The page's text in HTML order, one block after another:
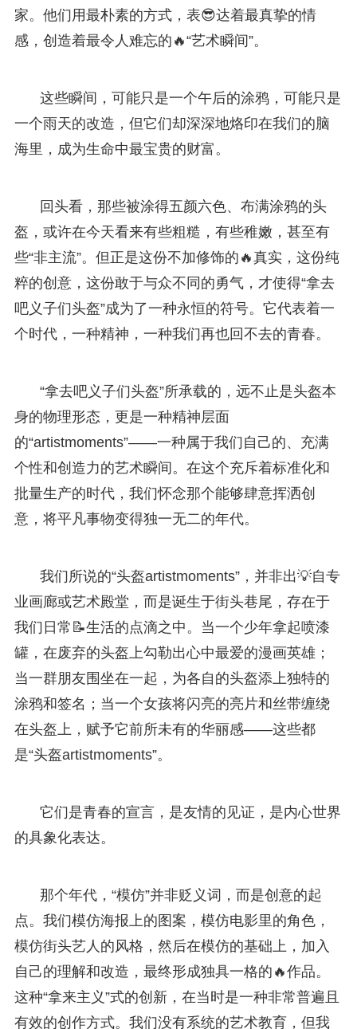
家。他们用最朴素的方式，表😎达着最真挚的情
感，创造着最令人难忘的🔥“艺术瞬间”。
这些瞬间，可能只是一个午后的涂鸦，可能只是
一个雨天的改造，但它们却深深地烙印在我们的脑
海里，成为生命中最宝贵的财富。
回头看，那些被涂得五颜六色、布满涂鸦的头
盔，或许在今天看来有些粗糙，有些稚嫩，甚至有
些“非主流”。但正是这份不加修饰的🔥真实，这份纯
粹的创意，这份敢于与众不同的勇气，才使得“拿去
吧义子们头盔”成为了一种永恒的符号。它代表着一
个时代，一种精神，一种我们再也回不去的青春。
“拿去吧义子们头盔”所承载的，远不止是头盔本
身的物理形态，更是一种精神层面
的“artistmoments”——一种属于我们自己的、充满
个性和创造力的艺术瞬间。在这个充斥着标准化和
批量生产的时代，我们怀念那个能够肆意挥洒创
意，将平凡事物变得独一无二的年代。
我们所说的“头盔artistmoments”，并非出💡自专
业画廊或艺术殿堂，而是诞生于街头巷尾，存在于
我们日常📝生活的点滴之中。当一个少年拿起喷漆
罐，在废弃的头盔上勾勒出心中最爱的漫画英雄；
当一群朋友围坐在一起，为各自的头盔添上独特的
涂鸦和签名；当一个女孩将闪亮的亮片和丝带缠绕
在头盔上，赋予它前所未有的华丽感——这些都
是“头盔artistmoments”。
它们是青春的宣言，是友情的见证，是内心世界
的具象化表达。
那个年代，“模仿”并非贬义词，而是创意的起
点。我们模仿海报上的图案，模仿电影里的角色，
模仿街头艺人的风格，然后在模仿的基础上，加入
自己的理解和改造，最终形成独具一格的🔥作品。
这种“拿来主义”式的创新，在当时是一种非常普遍且
有效的创作方式。我们没有系统的艺术教育，但我